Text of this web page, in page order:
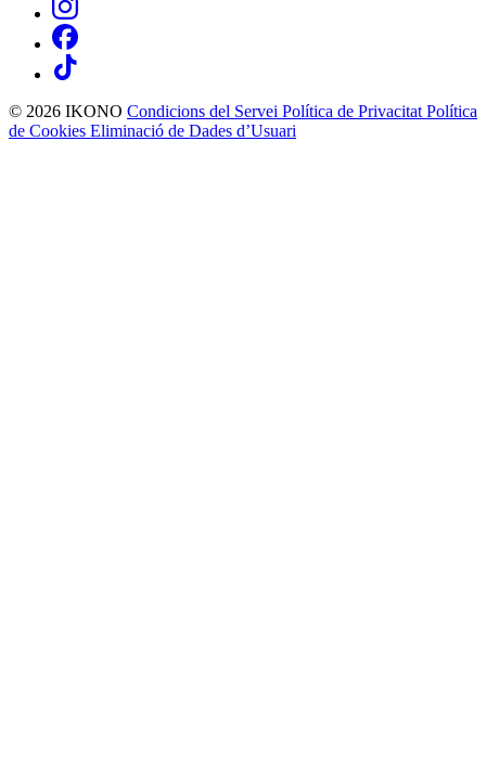
© 2026 IKONO Condicions del Servei Política de PrivacitatPolítica
de Cookies Eliminació de Dades d’Usuari